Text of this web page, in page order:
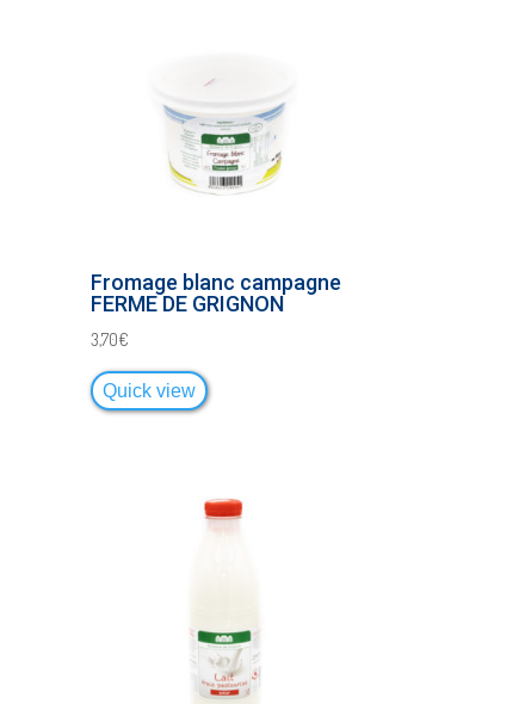
Fromage blanc campagne
FERME DE GRIGNON
3,70€
Quick view